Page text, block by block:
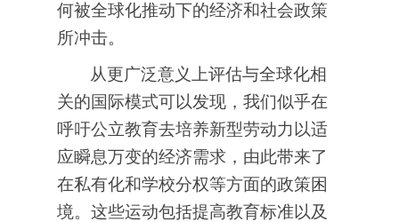
何被全球化推动下的经济和社会政策
所冲击。
从更广泛意义上评估与全球化相
关的国际模式可以发现，我们似乎在
呼吁公立教育去培养新型劳动力以适
应瞬息万变的经济需求，由此带来了
在私有化和学校分权等方面的政策困
境。这些运动包括提高教育标准以及